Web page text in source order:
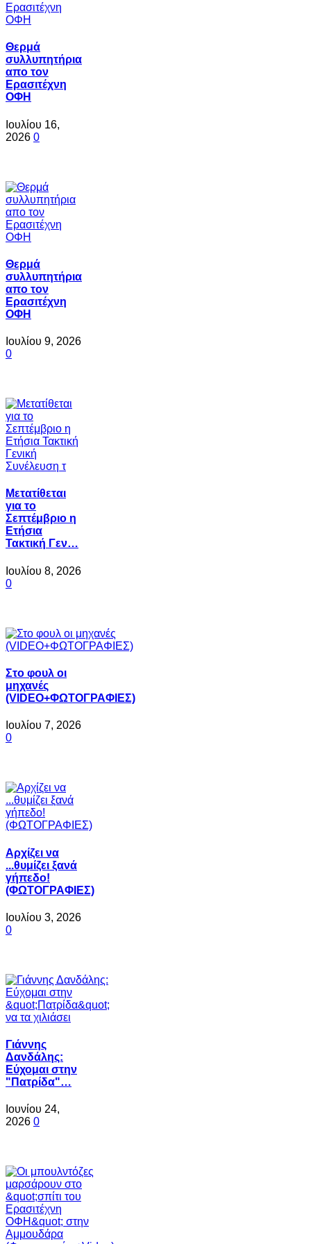
Θερμά
συλλυπητήρια
απο τον
Ερασιτέχνη
ΟΦΗ
Ιουλίου 16,
2026 0
Θερμά
συλλυπητήρια
απο τον
Ερασιτέχνη
ΟΦΗ
Ιουλίου 9, 2026
0
Μετατίθεται
για το
Σεπτέμβριο η
Ετήσια
Τακτική Γεν…
Ιουλίου 8, 2026
0
Στο φουλ οι
μηχανές
(VIDEO+ΦΩΤΟΓΡΑΦΙΕΣ)
Ιουλίου 7, 2026
0
Αρχίζει να
...θυμίζει ξανά
γήπεδο!
(ΦΩΤΟΓΡΑΦΙΕΣ)
Ιουλίου 3, 2026
0
Γιάννης
Δανδάλης:
Εύχομαι στην
"Πατρίδα"…
Ιουνίου 24,
2026 0